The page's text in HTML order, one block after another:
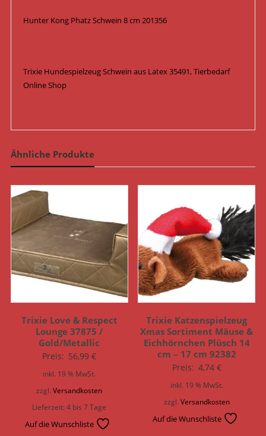
Hunter Kong Phatz Schwein 8 cm 201356
Trixie Hundespielzeug Schwein aus Latex 35491, Tierbedarf
Online Shop
Ähnliche Produkte
Trixie Love & Respect
Lounge 37875 /
Gold/Metallic
Preis: 56,99€
inkl. 19 % MwSt.
zzgl.Versandkosten
Lieferzeit:4 bis 7 Tage
Auf die Wunschliste
Trixie Katzenspielzeug
Xmas Sortiment Mäuse &
Eichhörnchen Plüsch 14
cm – 17 cm 92382
Preis: 4,74 €
inkl. 19 % MwSt.
zzgl. Versandkosten
Auf die Wunschliste